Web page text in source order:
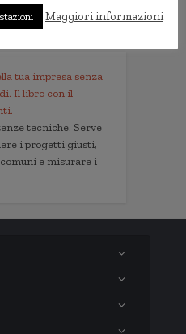
tua impresa senza
Il libro con il
tecniche. Serve
i progetti giusti,
e misurare i
Maggiori informazioni